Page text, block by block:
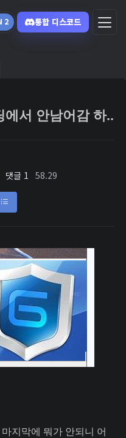
2 통합 디스코드
서 안남어감 하..
댓글 1 58.29
지막에 뭐가 안되니 어